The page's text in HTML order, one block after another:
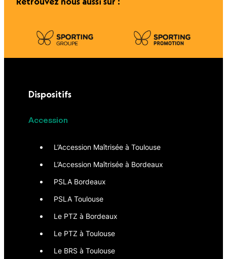
Dispositifs
Accession
L’Accession Maîtrisée à Toulouse
L’Accession Maîtrisée à Bordeaux
PSLA Bordeaux
PSLA Toulouse
Le PTZ à Bordeaux
Le PTZ à Toulouse
Le BRS à Toulouse